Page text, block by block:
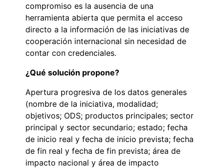
compromiso es la ausencia de una
herramienta abierta que permita el acceso
directo a la información de las iniciativas de
cooperación internacional sin necesidad de
contar con credenciales.
¿Qué solución propone?
Apertura progresiva de los datos generales
(nombre de la iniciativa, modalidad;
objetivos; ODS; productos principales; sector
principal y sector secundario; estado; fecha
de inicio real y fecha de inicio prevista; fecha
de fin real y fecha de fin prevista; área de
impacto nacional y área de impacto